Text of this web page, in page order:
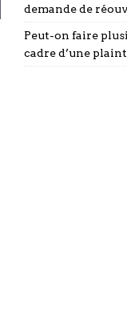
demande de
Peut-on faire
cadre d’une